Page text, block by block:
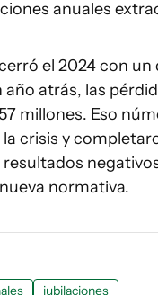
anuales
el 2024 con un
año atrás, las
millones. Eso
crisis y
normativa.
jubilaciones